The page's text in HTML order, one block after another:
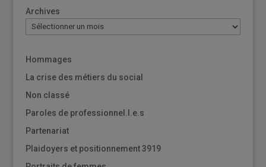
Archives
Hommages
La crise des métiers du social
Non classé
Paroles de professionnel.l.e.s
Partenariat
Plaidoyers et positionnement 3919